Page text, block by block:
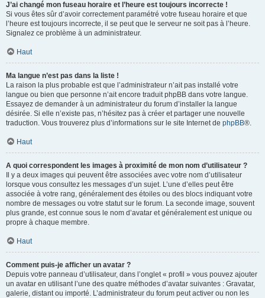
J’ai changé mon fuseau horaire et l’heure est toujours incorrecte !
Si vous êtes sûr d’avoir correctement paramétré votre fuseau horaire et que
l’heure est toujours incorrecte, il se peut que le serveur ne soit pas à l’heure.
Signalez ce problème à un administrateur.
Haut
Ma langue n’est pas dans la liste !
La raison la plus probable est que l’administrateur n’ait pas installé votre
langue ou bien que personne n’ait encore traduit phpBB dans votre langue.
Essayez de demander à un administrateur du forum d’installer la langue
désirée. Si elle n’existe pas, n’hésitez pas à créer et partager une nouvelle
traduction. Vous trouverez plus d’informations sur le site Internet de phpBB®.
Haut
A quoi correspondent les images à proximité de mon nom d’utilisateur ?
Il y a deux images qui peuvent être associées avec votre nom d’utilisateur
lorsque vous consultez les messages d’un sujet. L’une d’elles peut être
associée à votre rang, généralement des étoiles ou des blocs indiquant votre
nombre de messages ou votre statut sur le forum. La seconde image, souvent
plus grande, est connue sous le nom d’avatar et généralement est unique ou
propre à chaque membre.
Haut
Comment puis-je afficher un avatar ?
Depuis votre panneau d’utilisateur, dans l’onglet « profil » vous pouvez ajouter
un avatar en utilisant l’une des quatre méthodes d’avatar suivantes : Gravatar,
galerie, distant ou importé. L’administrateur du forum peut activer ou non les